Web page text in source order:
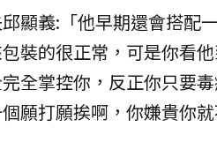
顯義:「他早期還會搭配
裝的很正常，可是你看
全掌控你，反正你只要
願打願挨啊，你嫌貴你就